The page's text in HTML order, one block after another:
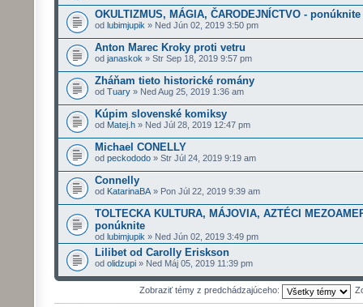
OKULTIZMUS, MÁGIA, ČARODEJNÍCTVO - ponúknite
od lubimjupik » Ned Jún 02, 2019 3:50 pm
Anton Marec Kroky proti vetru
od janaskok » Str Sep 18, 2019 9:57 pm
Zháňam tieto historické romány
od Tuary » Ned Aug 25, 2019 1:36 am
Kúpim slovenské komiksy
od Matej.h » Ned Júl 28, 2019 12:47 pm
Michael CONELLY
od peckododo » Str Júl 24, 2019 9:19 am
Connelly
od KatarinaBA » Pon Júl 22, 2019 9:39 am
TOLTECKA KULTURA, MÁJOVIA, AZTÉCI
ponúknite
od lubimjupik » Ned Jún 02, 2019 3:49 pm
Lilibet od Carolly Eriskson
od olidzupi » Ned Máj 05, 2019 11:39 pm
Zobraziť témy z predchádzajúceho: